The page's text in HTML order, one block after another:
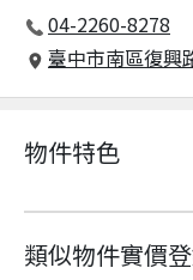
04-2260-8278
臺中市南區復興
物件特色
類似物件實價